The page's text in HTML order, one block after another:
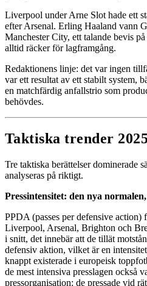
Liverpool under Arne Slot hade ett
efter Arsenal. Erling Haaland vann
Manchester City, ett talande bevis
alltid räcker för lagframgång.
Redaktionens linje: det var ingen
var ett resultat av ett stabilt system,
en matchfärdig anfallstrio som
behövdes.
Taktiska trender
Tre taktiska berättelser dominerade
analyseras på riktigt.
Pressintensitet: den nya
PPDA (passes per defensive action)
Liverpool, Arsenal, Brighton och
i snitt, det innebär att de tillät
defensiv aktion, vilket är en
knappt existerade i europeisk
de mest intensiva presslagen också
pressorganisation: de pressade vid